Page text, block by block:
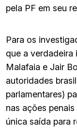
pela PF em seu
Para os
que a
Malafaia e Jair
autoridades
parlamentares)
nas ações
única saída para